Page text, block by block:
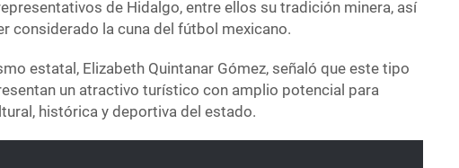
de Hidalgo, entre ellos su tradición minera, así
considerado la cuna del fútbol mexicano.
estatal, Elizabeth Quintanar Gómez, señaló que este tipo
un atractivo turístico con amplio potencial para
histórica y deportiva del estado.